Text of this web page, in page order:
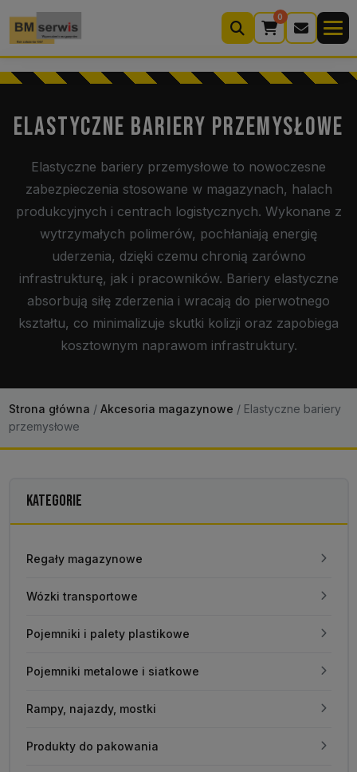
0
Wyszukiwarka
produktów
Kontakt 22 633 33 11
ELASTYCZNE BARIERY PRZEMYSŁOWE
Elastyczne bariery przemysłowe to nowoczesne
zabezpieczenia stosowane w magazynach, halach
produkcyjnych i centrach logistycznych. Wykonane z
wytrzymałych polimerów, pochłaniają energię
uderzenia, dzięki czemu chronią zarówno
infrastrukturę, jak i pracowników. Bariery elastyczne
absorbują siłę zderzenia i wracają do pierwotnego
kształtu, co minimalizuje skutki kolizji oraz zapobiega
kosztownym naprawom infrastruktury.
Strona główna / Akcesoria magazynowe /Elastyczne bariery
przemysłowe
KATEGORIE
Regały magazynowe
Wózki transportowe
Pojemniki i palety plastikowe
Pojemniki metalowe i siatkowe
Rampy, najazdy, mostki
Produkty do pakowania